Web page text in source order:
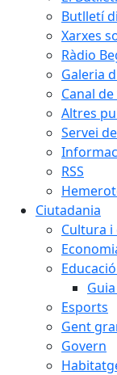
Butlletí
Xarxes
Ràdio
Galeria
Canal
Altres
Servei
RSS
Ciutadania
Cultura i
Esports
Gent
Govern